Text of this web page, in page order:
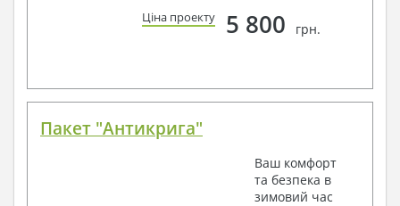
Ціна проекту 5 800 грн.
Пакет "Антикрига"
Ваш комфорт
та безпека в
зимовий час